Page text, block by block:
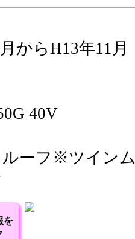
からH13年11月
40V
ーフ※ツインム
を